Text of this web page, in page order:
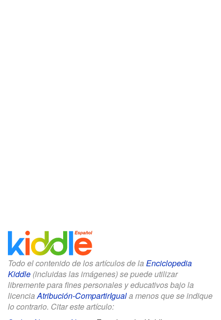
Todo el contenido de los artículos de la Enciclopedia
Kiddle (incluidas las imágenes) se puede utilizar
libremente para fines personales y educativos bajo la
licenciaAtribución-CompartirIguala menos que se indique
lo contrario. Citar este artículo: